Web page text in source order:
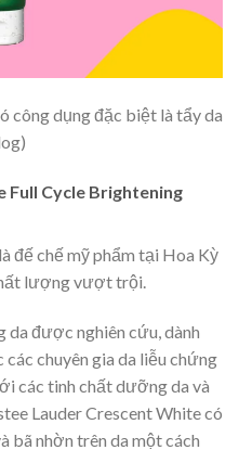
công dụng đặc biệt là tẩy da
Full Cycle Brightening
đế chế mỹ phẩm tại Hoa Kỳ
lượng vượt trội.
da được nghiên cứu, dành
chuyên gia da liễu chứng
các tinh chất dưỡng da và
Lauder Crescent White có
bã nhờn trên da một cách